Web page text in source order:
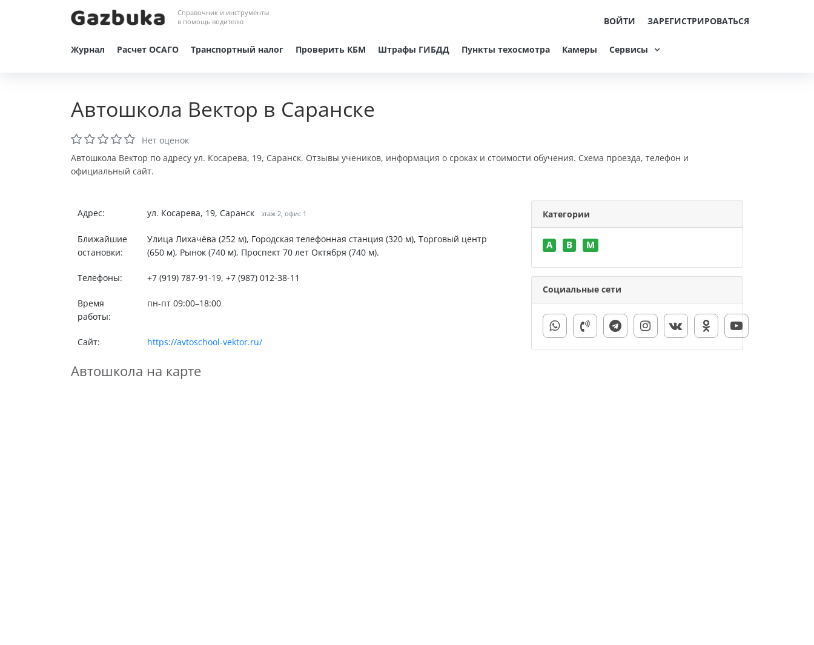
Справочник и инструменты
в помощь водителю
ВОЙТИ ЗАРЕГИСТРИРОВАТЬСЯ
Журнал Расчет ОСАГО Транспортный налог Проверить КБМ Штрафы ГИБДД Пункты техосмотра Камеры Сервисы
Автошкола Вектор в Саранске
Нет оценок
Автошкола Вектор по адресу ул. Косарева, 19, Саранск. Отзывы учеников, информация о сроках и стоимости обучения. Схема проезда, телефон и
официальный сайт.
Адрес: ул. Косарева, 19, Саранск этаж 2, офис 1
Ближайшие
остановки:
Улица Лихачёва (252 м), Городская телефонная станция (320 м), Торговый центр
(650 м), Рынок (740 м), Проспект 70 лет Октября (740 м).
Телефоны: +7 (919) 787-91-19, +7 (987) 012-38-11
Время
работы:
пн-пт 09:00–18:00
Сайт: https://avtoschool-vektor.ru/
Категории
A B M
Социальные сети
Автошкола на карте